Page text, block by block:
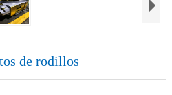
de rodillos